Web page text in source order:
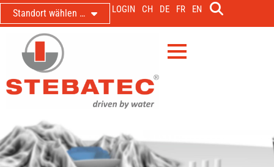
Standort wählen … LOGIN CH DE FR EN